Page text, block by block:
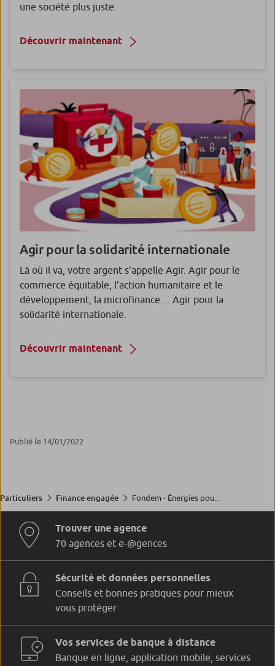
une société plus juste.
Découvrir maintenant
Agir pour la solidarité internationale
Là où il va, votre argent s’appelle Agir. Agir pour le
commerce équitable, l’action humanitaire et le
développement, la microfinance… Agir pour la
solidarité internationale.
Découvrir maintenant
Publié le 14/01/2022
Particuliers Finance engagée Fondem - Énergies pou...
Trouver une agence
70 agences et e-@gences
Sécurité et données personnelles
Conseils et bonnes pratiques pour mieux
vous protéger
Vos services de banque à distance
Banque en ligne, application mobile, services